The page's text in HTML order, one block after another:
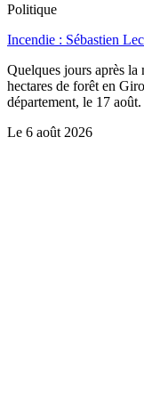
Politique
Incendie : Sébastien
Quelques jours après
hectares de forêt en
département, le 17 août.
Le 6 août 2026